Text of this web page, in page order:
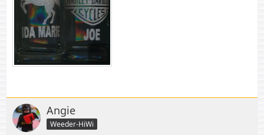
Angie
Weeder-HiWi